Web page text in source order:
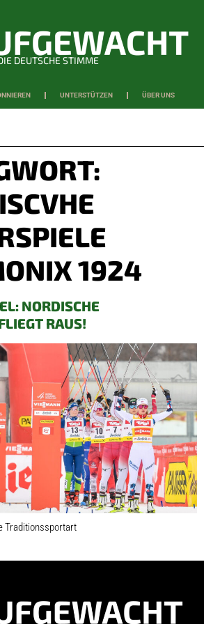
DEUTSCHE STIMME
UNTERSTÜTZEN ÜBER UNS
1924
NORDISCHE
RAUS!
Traditionssportart